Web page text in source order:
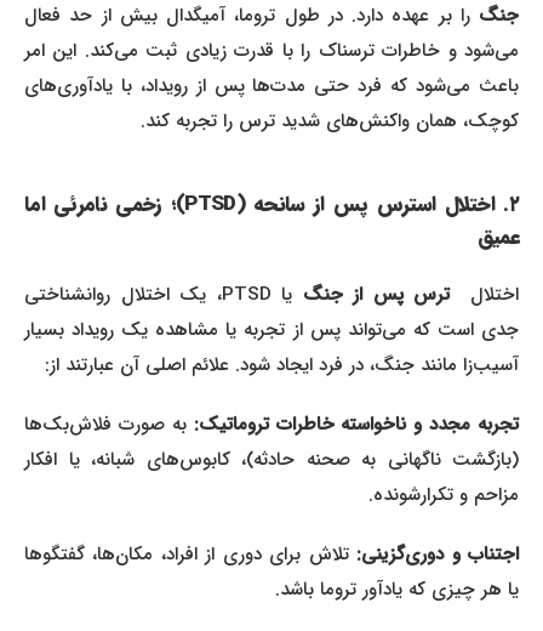
جنگرا بر عهده دارد. در طول تروما، آمیگدال بیش از حد فعال
می‌شود و خاطرات ترسناک را با قدرت زیادی ثبت می‌کند. این امر
باعث می‌شود که فرد حتی مدت‌ها پس از رویداد، با یادآوری‌های
کوچک، همان واکنش‌های شدید ترس را تجربه کند.
۲. اختلال استرس پس از سانحه (PTSD)؛ زخمی نامرئی اما
عمیق
اختلالترس پس از جنگ
یا PTSD، یک اختلال روانشناختی
جدی است که می‌تواند پس از تجربه یا مشاهده یک رویداد بسیار
آسیب‌زا مانند جنگ، در فرد ایجاد شود. علائم اصلی آن عبارتند از:
تجربه مجدد و ناخواسته خاطرات تروماتیک:به صورت فلاش‌بک‌ها
(بازگشت ناگهانی به صحنه حادثه)، کابوس‌های شبانه، یا افکار
مزاحم و تکرارشونده.
اجتناب و دوری‌گزینی:تلاش برای دوری از افراد، مکان‌ها، گفتگوها
یا هر چیزی که یادآور تروما باشد.